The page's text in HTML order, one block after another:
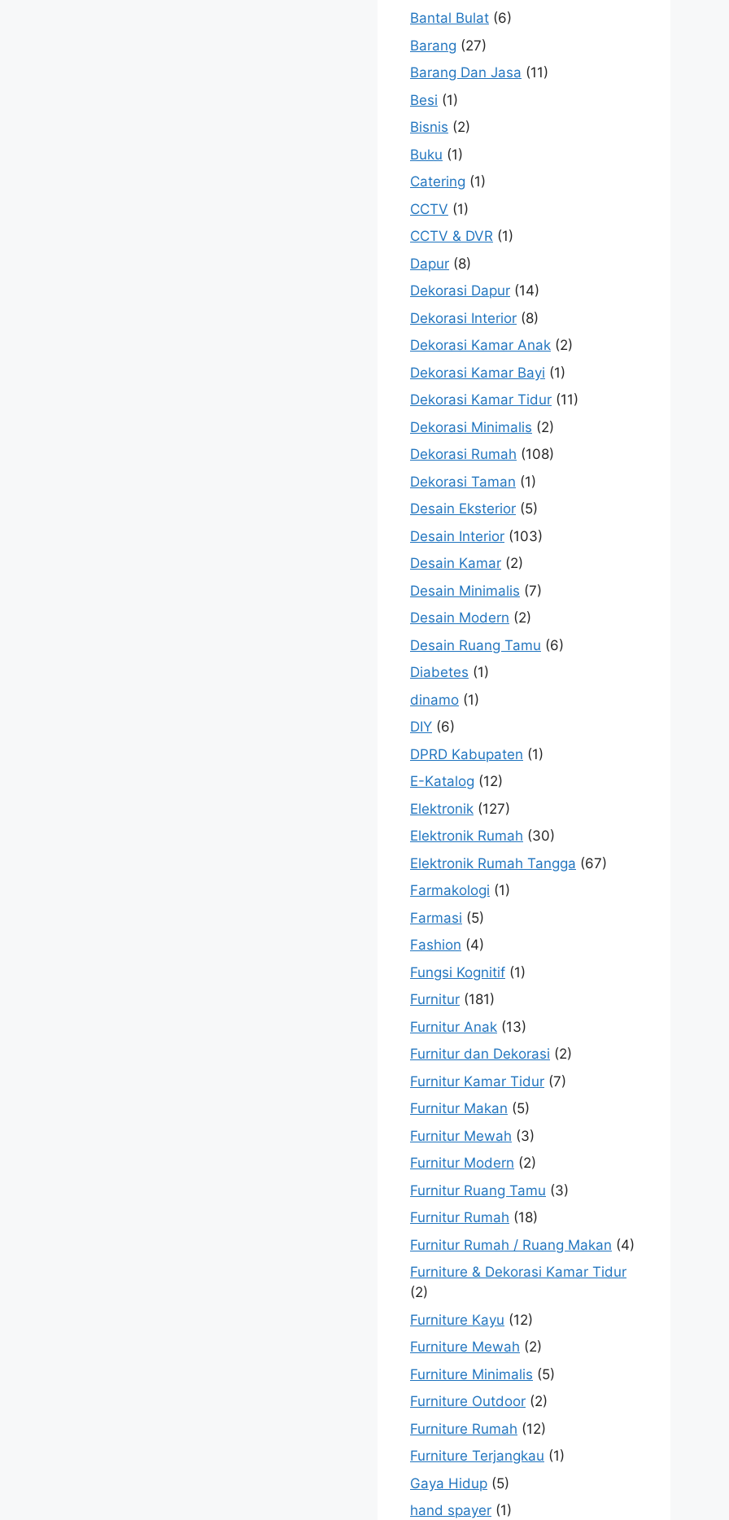
Bantal Bulat (6)
Barang (27)
Barang Dan Jasa (11)
Besi (1)
Bisnis (2)
Buku (1)
Catering (1)
CCTV (1)
CCTV & DVR (1)
Dapur (8)
Dekorasi Dapur (14)
Dekorasi Interior (8)
Dekorasi Kamar Anak (2)
Dekorasi Kamar Bayi (1)
Dekorasi Kamar Tidur (11)
Dekorasi Minimalis (2)
Dekorasi Rumah (108)
Dekorasi Taman (1)
Desain Eksterior (5)
Desain Interior (103)
Desain Kamar (2)
Desain Minimalis (7)
Desain Modern (2)
Desain Ruang Tamu (6)
Diabetes (1)
dinamo (1)
DIY (6)
DPRD Kabupaten (1)
E-Katalog (12)
Elektronik (127)
Elektronik Rumah (30)
Elektronik Rumah Tangga (67)
Farmakologi (1)
Farmasi (5)
Fashion (4)
Fungsi Kognitif (1)
Furnitur (181)
Furnitur Anak (13)
Furnitur dan Dekorasi (2)
Furnitur Kamar Tidur (7)
Furnitur Makan (5)
Furnitur Mewah (3)
Furnitur Modern (2)
Furnitur Ruang Tamu (3)
Furnitur Rumah (18)
Furnitur Rumah / Ruang Makan (4)
Furniture & Dekorasi Kamar Tidur
(2)
Furniture Kayu (12)
Furniture Mewah (2)
Furniture Minimalis (5)
Furniture Outdoor (2)
Furniture Rumah (12)
Furniture Terjangkau (1)
Gaya Hidup (5)
hand spayer (1)